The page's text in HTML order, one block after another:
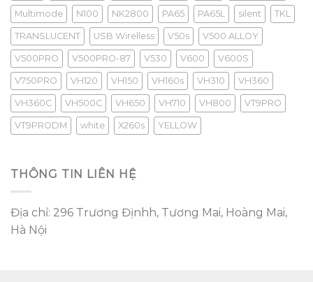
Multimode N100 NK2800 PA65 PA65L silent TKL
TRANSLUCENT USB Wirelless V50s V500 ALLOY
V500PRO V500PRO-87 V530 V600 V600S
V750PRO VH120 VH150 VH160s VH310 VH360
VH360C VH500C VH650 VH710 VH800 VT9PRO
VT9PRODM white X260s YELLOW
THÔNG TIN LIÊN HỆ
Địa chỉ: 296 Trương Địnhh, Tương Mai, Hoàng Mai,
Hà Nội